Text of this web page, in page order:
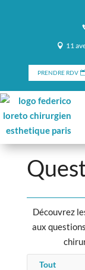
11
PRENDRE RDV
Découvrez
aux
Tout